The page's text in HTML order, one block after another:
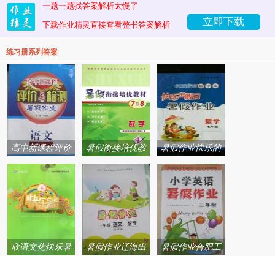
一题一题找答案解析太慢了
下载作业精灵直接查看整书答案解析 立即下载
练习册系列答案
高中新课程评价
与检测暑假作业
版社系列答案
暑假衔接培优教
材浙江工商大学
出版社系列答案
暑假作业快乐的
假日系列答案
欣语文化快乐暑
暑假作业辽海出
暑假作业合肥工